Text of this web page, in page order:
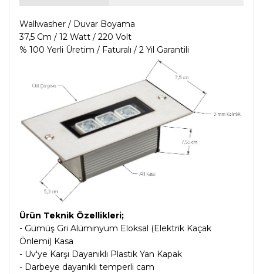
Wallwasher / Duvar Boyama
37,5 Cm / 12 Watt / 220 Volt
% 100 Yerli Üretim / Faturalı / 2 Yıl Garantili
Ürün Teknik Özellikleri;
- Gümüş Gri Alüminyum Eloksal (Elektrik Kaçak
Önlemi) Kasa
- Uv'ye Karşı Dayanıklı Plastik Yan Kapak
- Darbeye dayanıklı temperli cam